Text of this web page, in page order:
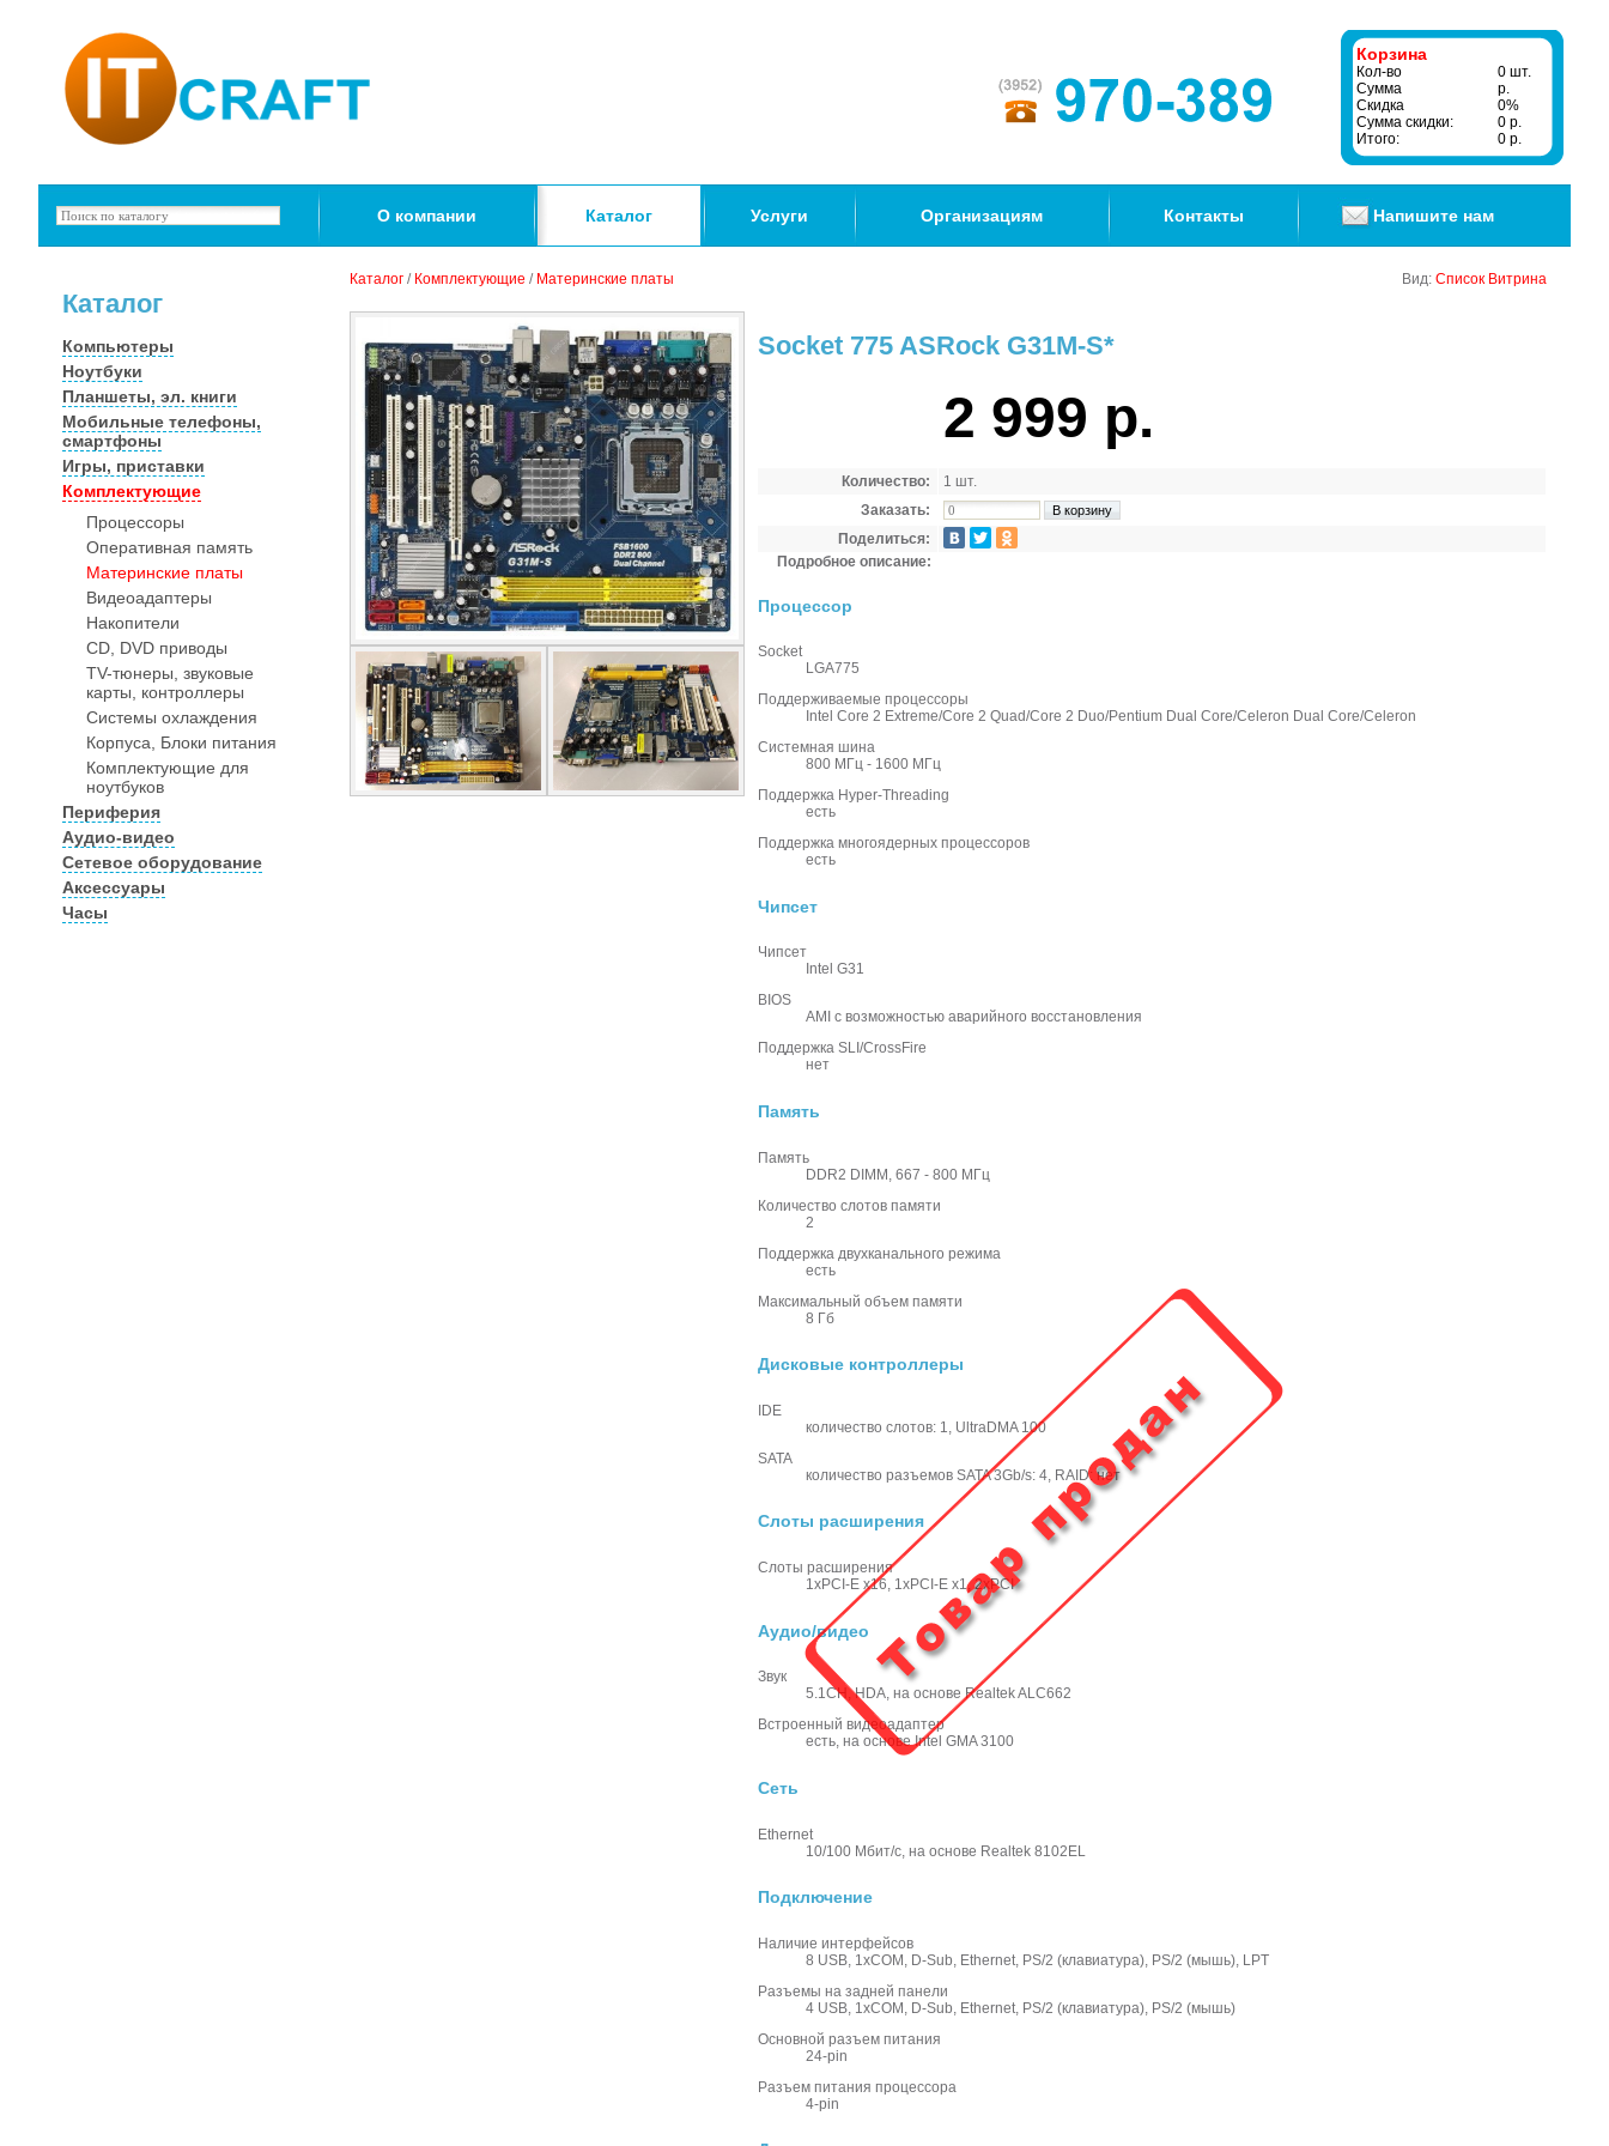
Корзина
Кол-во
0 шт.
Сумма
р.
Скидка
0%
Сумма скидки:
0 р.
Итого:
0 р.
О компании Каталог Услуги Организациям Контакты Напишите нам
Каталог
Компьютеры
Ноутбуки
Планшеты, эл. книги
Мобильные телефоны,
смартфоны
Игры, приставки
Комплектующие
Процессоры
Оперативная память
Материнские платы
Видеоадаптеры
Накопители
CD, DVD приводы
TV-тюнеры, звуковые
карты, контроллеры
Системы охлаждения
Корпуса, Блоки питания
Комплектующие для
ноутбуков
Периферия
Аудио-видео
Сетевое оборудование
Аксессуары
Часы
Каталог / Комплектующие / Материнские платы Вид: Список Витрина
Socket 775 ASRock G31M-S*
2 999 р.
Количество:
1 шт.
Заказать:
Поделиться:
Подробное описание:
Процессор
Socket
LGA775
Поддерживаемые процессоры
Intel Core 2 Extreme/Core 2 Quad/Core 2 Duo/Pentium Dual Core/Celeron Dual Core/Celeron
Системная шина
800 МГц - 1600 МГц
Поддержка Hyper-Threading
есть
Поддержка многоядерных процессоров
есть
Чипсет
Чипсет
Intel G31
BIOS
AMI c возможностью аварийного восстановления
Поддержка SLI/CrossFire
нет
Память
Память
DDR2 DIMM, 667 - 800 МГц
Количество слотов памяти
2
Поддержка двухканального режима
есть
Максимальный объем памяти
8 Гб
Дисковые контроллеры
IDE
количество слотов: 1, UltraDMA 100
SATA
количество разъемов SATA 3Gb/s: 4, RAID: нет
Слоты расширения
Слоты расширения
1xPCI-E x16, 1xPCI-E x1, 2xPCI
Аудио/видео
Звук
5.1CH, HDA, на основе Realtek ALC662
Встроенный видеоадаптер
есть, на основе Intel GMA 3100
Сеть
Ethernet
10/100 Мбит/с, на основе Realtek 8102EL
Подключение
Наличие интерфейсов
8 USB, 1xCOM, D-Sub, Ethernet, PS/2 (клавиатура), PS/2 (мышь), LPT
Разъемы на задней панели
4 USB, 1xCOM, D-Sub, Ethernet, PS/2 (клавиатура), PS/2 (мышь)
Основной разъем питания
24-pin
Разъем питания процессора
4-pin